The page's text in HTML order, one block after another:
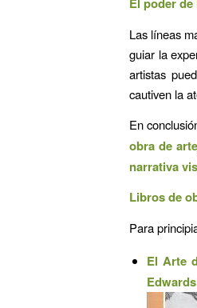
Las líneas
guiar la
artistas
cautiven la
En
obra de
narrativa
Libros de
Para
El Arte
Edwards